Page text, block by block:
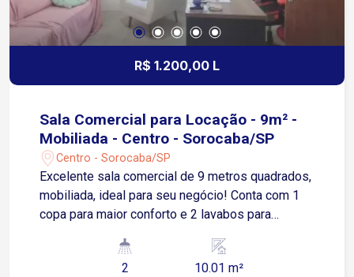
clientes. Este imóvel oferece flexibilidade,
localização estratégica e ótimo potencial
comercial para quem deseja empreender no
R$ 1.200,00 L
Sala Comercial para Locação - 9m² -
Mobiliada - Centro - Sorocaba/SP
Centro - Sorocaba/SP
Excelente sala comercial de 9 metros quadrados,
mobiliada, ideal para seu negócio! Conta com 1
copa para maior conforto e 2 lavabos para
rotativas disponíveis para facilitar o acesso de
2 10.01 m²